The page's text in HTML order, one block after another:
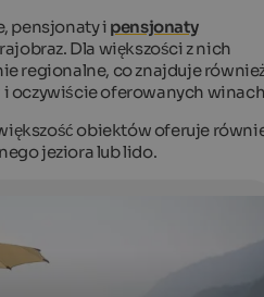
well-being on the shores of
pensjonaty i pensjonaty
Dla większości z nich
regionalne, co znajduje
i oczywiście oferowanych
większość obiektów oferuje
jeziora lub lido.